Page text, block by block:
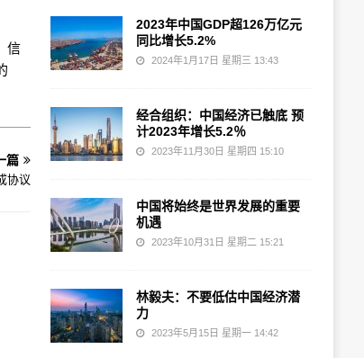
信
篇
协议
2023年中国GDP超126万亿元
同比增长5.2%
2024年1月17日 星期三 13:43
经合组织：中国经济已触底 预
计2023年增长5.2％
2023年11月30日 星期四 15:10
中国将始终是世界发展的重要
机遇
2023年10月31日 星期二 15:21
林毅夫：不要低估中国经济潜
力
2023年5月15日 星期一 14:42